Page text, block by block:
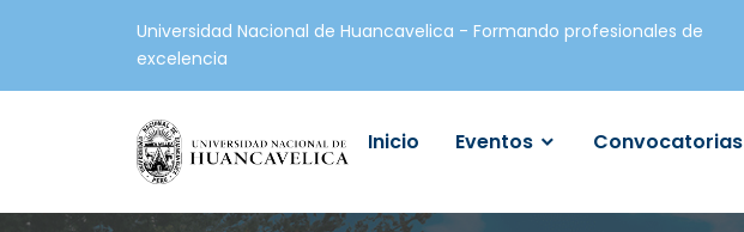
Universidad Nacional de Huancavelica - Formando profesionales de
excelencia
Inicio Eventos Convocatorias